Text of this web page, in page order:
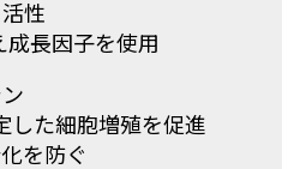
性
長因子を使用
た細胞増殖を促進
を防ぐ